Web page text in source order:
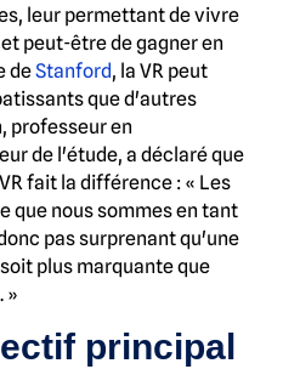
leur permettant de vivre
peut-être de gagner en
deStanford, la VR peut
que d'autres
professeur en
de l'étude, a déclaré que
fait la différence : « Les
que nous sommes en tant
pas surprenant qu'une
plus marquante que
»
principal